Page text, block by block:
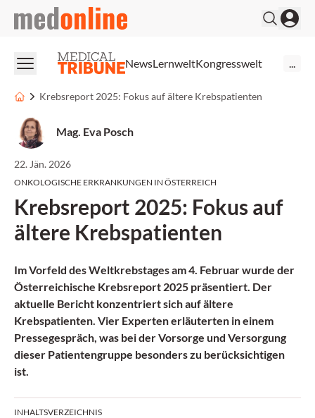
medonline
NewsLernweltKongresswelt
Krebsreport 2025: Fokus auf ältere Krebspatienten
Mag. Eva Posch
22. Jän. 2026
ONKOLOGISCHE ERKRANKUNGEN IN ÖSTERREICH
Krebsreport 2025: Fokus auf
ältere Krebspatienten
Im Vorfeld des Weltkrebstages am 4. Februar wurde der
Österreichische Krebsreport 2025 präsentiert. Der
aktuelle Bericht konzentriert sich auf ältere
Krebspatienten. Vier Experten erläuterten in einem
Pressegespräch, was bei der Vorsorge und Versorgung
dieser Patientengruppe besonders zu berücksichtigen
ist.
INHALTSVERZEICHNIS